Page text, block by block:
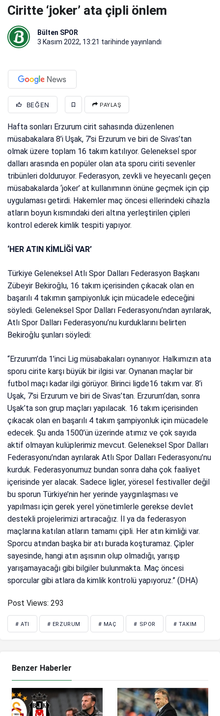
Ciritte ‘joker’ ata çipli önlem
Bülten SPOR
3 Kasım 2022, 13:21 tarihinde yayınlandı
BEĞEN PAYLAŞ
Hafta sonları Erzurum cirit sahasında düzenlenen
müsabakalara 8’i Uşak, 7’si Erzurum ve biri de Sivas’tan
olmak üzere toplam 16 takım katılıyor. Geleneksel spor
dalları arasında en popüler olan ata sporu ciriti sevenler
tribünleri dolduruyor. Federasyon, zevkli ve heyecanlı geçen
müsabakalarda ‘joker’ at kullanımının önüne geçmek için çip
uygulaması getirdi. Hakemler maç öncesi ellerindeki cihazla
atların boyun kısmındaki deri altına yerleştirilen çipleri
kontrol ederek kimlik tespiti yapıyor.
‘HER ATIN KİMLİĞİ VAR’
Türkiye Geleneksel Atlı Spor Dalları Federasyon Başkanı
Zübeyir Bekiroğlu, 16 takım içerisinden çıkacak olan en
başarılı 4 takımın şampiyonluk için mücadele edeceğini
söyledi. Geleneksel Spor Dalları Federasyonu’ndan ayrılarak,
Atlı Spor Dalları Federasyonu’nu kurduklarını belirten
Bekiroğlu şunları söyledi:
“Erzurum’da 1’inci Lig müsabakaları oynanıyor. Halkımızın ata
sporu cirite karşı büyük bir ilgisi var. Oynanan maçlar bir
futbol maçı kadar ilgi görüyor. Birinci ligde16 takım var. 8’i
Uşak, 7’si Erzurum ve biri de Sivas’tan. Erzurum’dan, sonra
Uşak’ta son grup maçları yapılacak. 16 takım içerisinden
çıkacak olan en başarılı 4 takım şampiyonluk için mücadele
edecek. Şu anda 1500’ün üzerinde atımız ve çok sayıda
aktif olmayan kulüplerimiz mevcut. Geleneksel Spor Dalları
Federasyonu’ndan ayrılarak Atlı Spor Dalları Federasyonu’nu
kurduk. Federasyonumuz bundan sonra daha çok faaliyet
içerisinde yer alacak. Sadece ligler, yöresel festivaller değil
bu sporun Türkiye’nin her yerinde yaygınlaşması ve
yapılması için gerek yerel yönetimlerle gerekse devlet
destekli projelerimizi artıracağız. İl ya da federasyon
maçlarına katılan atların tamamı çipli. Her atın kimliği var.
Sporcu atından başka bir atı burada koşturamaz. Çipler
sayesinde, hangi atın aşısının olup olmadığı, yarışıp
yarışamayacağı gibi bilgiler bulunmakta. Maç öncesi
sporcular gibi atlara da kimlik kontrolü yapıyoruz.” (DHA)
Post Views: 293
# ATI # ERZURUM # MAÇ # SPOR # TAKIM
Benzer Haberler